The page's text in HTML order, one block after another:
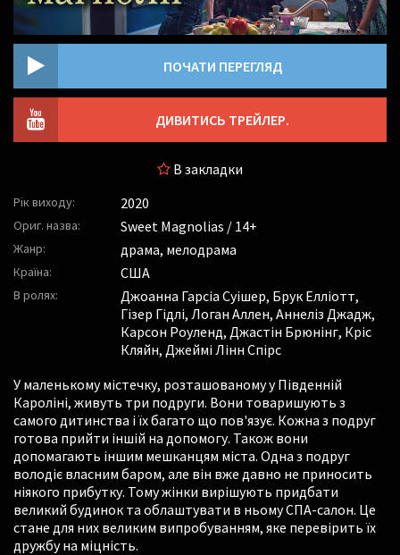
ПОЧАТИ ПЕРЕГЛЯД
ДИВИТИСЬ ТРЕЙЛЕР.
В закладки
Рік виходу: 2020
Ориг. назва: Sweet Magnolias / 14+
Жанр: драма, мелодрама
Країна: США
В ролях: Джоанна Гарсіа Суішер, Брук Елліотт,
Гізер Гідлі, Логан Аллен, Аннеліз Джадж,
Карсон Роуленд, Джастін Брюнінг, Кріс
Кляйн, Джеймі Лінн Спірс
У маленькому містечку, розташованому у Південній
Кароліні, живуть три подруги. Вони товаришують з
самого дитинства і їх багато що пов'язує. Кожна з подруг
готова прийти іншій на допомогу. Також вони
допомагають іншим мешканцям міста. Одна з подруг
володіє власним баром, але він вже давно не приносить
ніякого прибутку. Тому жінки вирішують придбати
великий будинок та облаштувати в ньому СПА-салон. Це
стане для них великим випробуванням, яке перевірить їх
дружбу на міцність.